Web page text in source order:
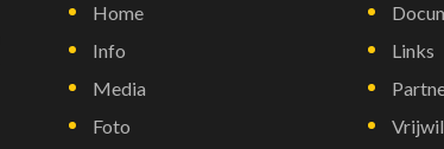
Home
Info
Media
Foto
Links